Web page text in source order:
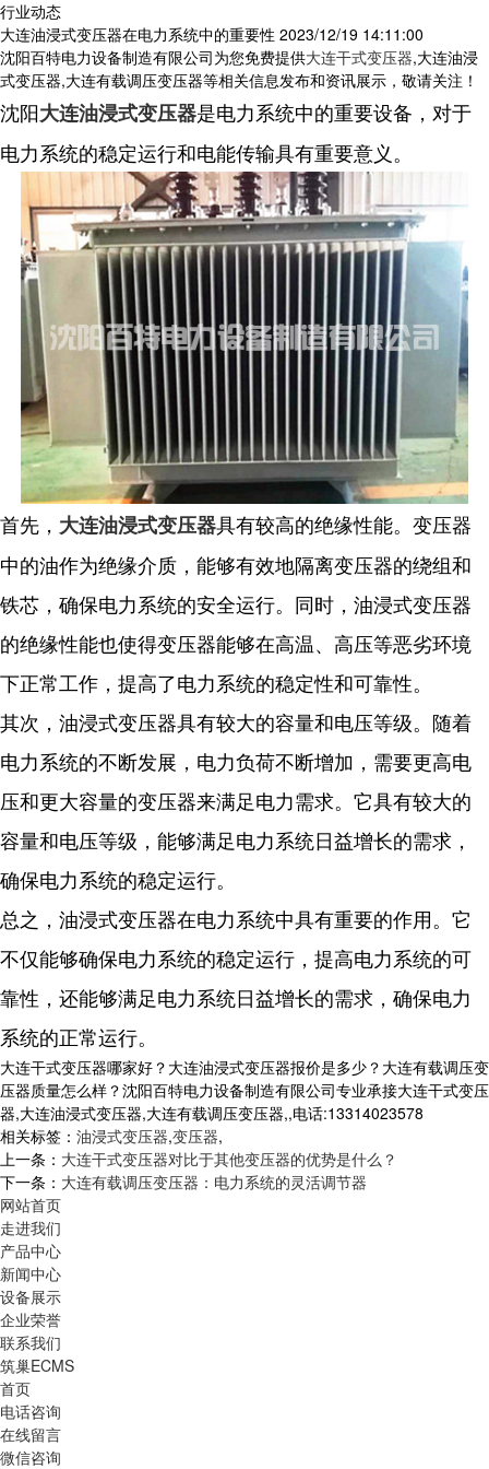
行业动态
大连油浸式变压器在电力系统中的重要性 2023/12/19 14:11:00
沈阳百特电力设备制造有限公司为您免费提供大连干式变压器,大连油浸
式变压器,大连有载调压变压器等相关信息发布和资讯展示，敬请关注！
沈阳大连油浸式变压器是电力系统中的重要设备，对于
电力系统的稳定运行和电能传输具有重要意义。
首先， 大连油浸式变压器具有较高的绝缘性能。变压器
中的油作为绝缘介质，能够有效地隔离变压器的绕组和
铁芯，确保电力系统的安全运行。同时，油浸式变压器
的绝缘性能也使得变压器能够在高温、高压等恶劣环境
下正常工作，提高了电力系统的稳定性和可靠性。
其次，油浸式变压器具有较大的容量和电压等级。随着
电力系统的不断发展，电力负荷不断增加，需要更高电
压和更大容量的变压器来满足电力需求。它具有较大的
容量和电压等级，能够满足电力系统日益增长的需求，
确保电力系统的稳定运行。
总之，油浸式变压器在电力系统中具有重要的作用。它
不仅能够确保电力系统的稳定运行，提高电力系统的可
靠性，还能够满足电力系统日益增长的需求，确保电力
系统的正常运行。
大连干式变压器哪家好？大连油浸式变压器报价是多少？大连有载调压变
压器质量怎么样？沈阳百特电力设备制造有限公司专业承接大连干式变压
器,大连油浸式变压器,大连有载调压变压器,,电话:13314023578
相关标签： 油浸式变压器,变压器,
上一条： 大连干式变压器对比于其他变压器的优势是什么？
下一条： 大连有载调压变压器：电力系统的灵活调节器
网站首页
走进我们
产品中心
新闻中心
设备展示
企业荣誉
联系我们
筑巢ECMS
首页
电话咨询
在线留言
微信咨询